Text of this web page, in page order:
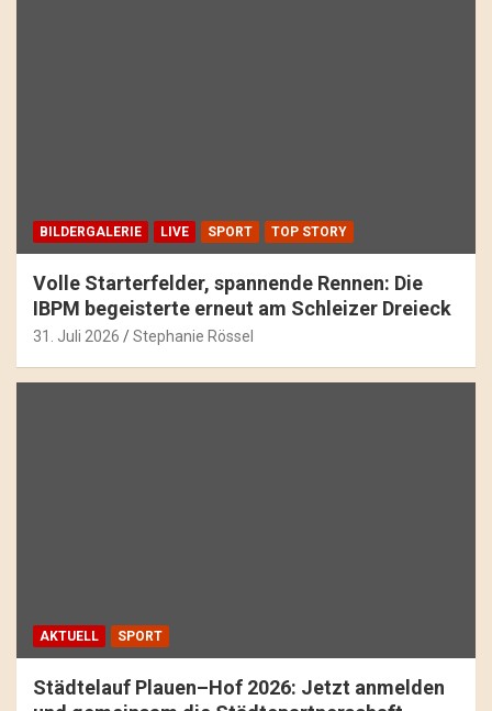
BILDERGALERIE LIVE SPORT TOP STORY
Volle Starterfelder, spannende Rennen: Die
IBPM begeisterte erneut am Schleizer Dreieck
31. Juli 2026 Stephanie Rössel
AKTUELL SPORT
Städtelauf Plauen–Hof 2026: Jetzt anmelden